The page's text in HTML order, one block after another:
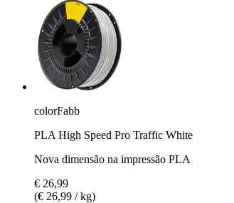
colorFabb
PLA High Speed Pro Traffic White
Nova dimensão na impressão PLA
€ 26,99
(€ 26,99 / kg)